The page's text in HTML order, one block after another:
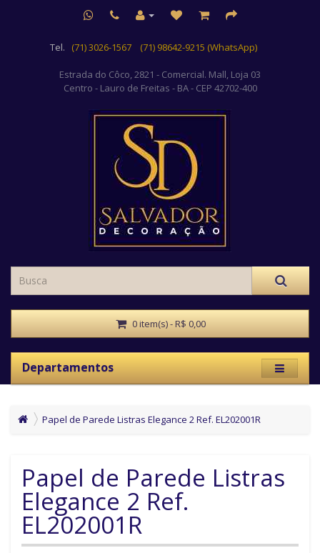
Tel. (71) 3026-1567 (71) 98642-9215 (WhatsApp)
Estrada do Côco, 2821 - Comercial. Mall, Loja 03
Centro - Lauro de Freitas - BA - CEP 42702-400
0 item(s) - R$ 0,00
Departamentos
Papel de Parede Listras Elegance 2 Ref. EL202001R
Papel de Parede Listras
Elegance 2 Ref.
EL202001R